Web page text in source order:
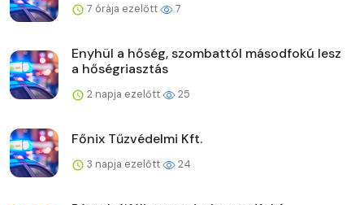
7 órája ezelőtt 7
Enyhül a hőség, szombattól másodfokú lesz
a hőségriasztás
2 napja ezelőtt 25
Főnix Tűzvédelmi Kft.
3 napja ezelőtt 24